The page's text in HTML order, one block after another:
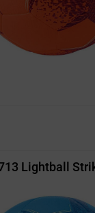
Lightball